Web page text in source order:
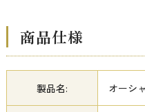
商品仕様
製品名: オーシ